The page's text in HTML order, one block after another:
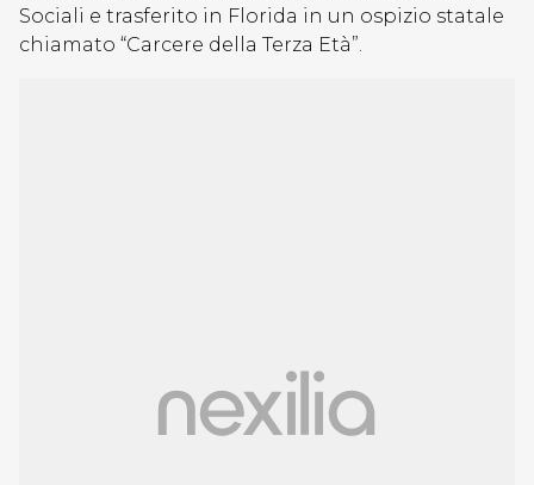
Sociali e trasferito in Florida in un ospizio statale
chiamato “Carcere della Terza Età”.